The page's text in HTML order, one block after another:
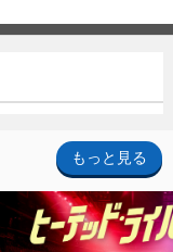
もっと見る